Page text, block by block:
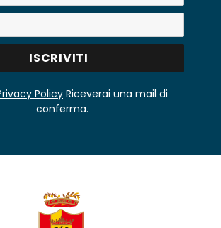
Policy Riceverai una mail di
conferma.